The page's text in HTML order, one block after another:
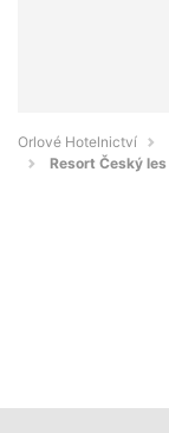
Orlové Hotelnictví
Resort Český les